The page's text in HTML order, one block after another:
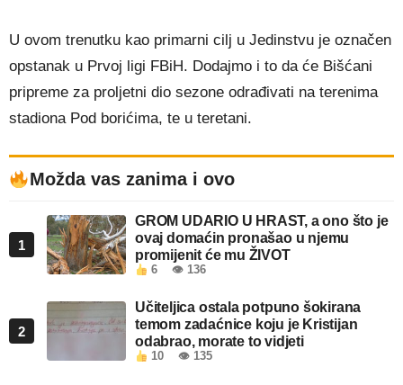
U ovom trenutku kao primarni cilj u Jedinstvu je označen
opstanak u Prvoj ligi FBiH. Dodajmo i to da će Bišćani
pripreme za proljetni dio sezone odrađivati na terenima
stadiona Pod borićima, te u teretani.
Možda vas zanima i ovo
1
GROM UDARIO U HRAST, a ono što je
ovaj domaćin pronašao u njemu
promijenit će mu ŽIVOT
6 👁 136
2
Učiteljica ostala potpuno šokirana
temom zadaćnice koju je Kristijan
odabrao, morate to vidjeti
10 👁 135